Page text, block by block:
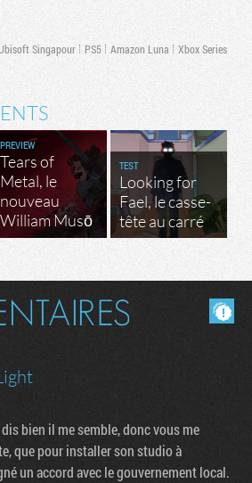
Singapour PS5 Amazon Luna Xbox Series
PREVIEW
Tears of
Metal, le
nouveau
William Musō
TEST
Looking for
Fael, le casse-
tête au carré
les commentaires lus.
bien il me semble, donc vous me
que pour installer son studio à
un accord avec le gouvernement local.